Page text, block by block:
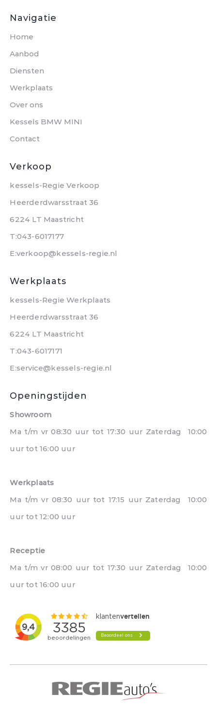
Navigatie
Home
Aanbod
Diensten
Werkplaats
Over ons
Kessels BMW MINI
Contact
Verkoop
kessels-Regie Verkoop
Heerderdwarsstraat 36
6224 LT Maastricht
T:043-6017177
E:verkoop@kessels-regie.nl
Werkplaats
kessels-Regie Werkplaats
Heerderdwarsstraat 36
6224 LT Maastricht
T:043-6017171
E:service@kessels-regie.nl
Openingstijden
Showroom
Ma t/m vr 08:30 uur tot 17:30 uur Zaterdag 10:00
uur tot 16:00 uur
Werkplaats
Ma t/m vr 08:30 uur tot 17:15 uur Zaterdag 10:00
uur tot 12:00 uur
Receptie
Ma t/m vr 08:00 uur tot 17:30 uur Zaterdag 10:00
uur tot 16:00 uur